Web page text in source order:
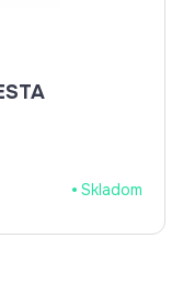
Skladom